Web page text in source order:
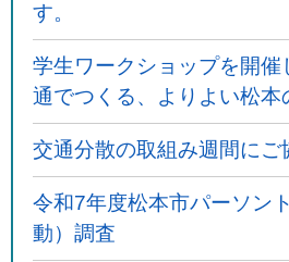
す。
学生ワークショップを開催
通でつくる、よりよい松本
交通分散の取組み週間にご
令和7年度松本市パーソン
動）調査